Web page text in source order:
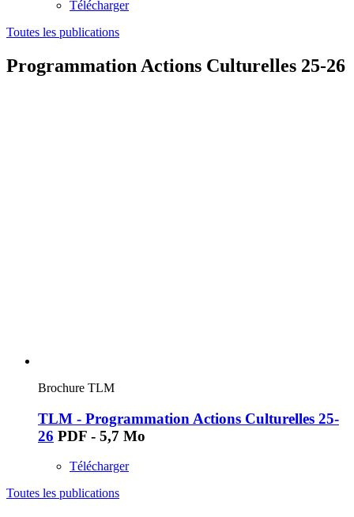
Télécharger
Toutes les publications
Programmation Actions Culturelles 25-26
Brochure TLM
TLM - Programmation Actions Culturelles 25-
26 PDF - 5,7 Mo
Télécharger
Toutes les publications